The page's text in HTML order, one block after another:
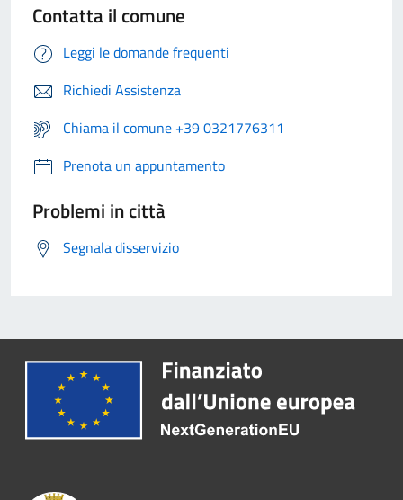
Contatta il comune
Leggi le domande frequenti
Richiedi Assistenza
Chiama il comune +39 0321776311
Prenota un appuntamento
Problemi in città
Segnala disservizio